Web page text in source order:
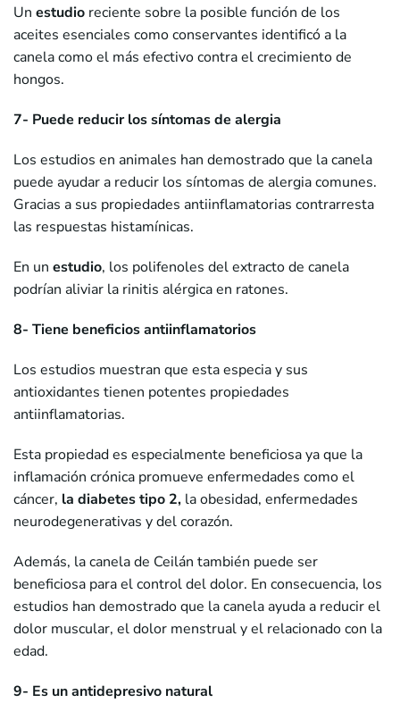
Un estudio reciente sobre la posible función de los
aceites esenciales como conservantes identificó a la
canela como el más efectivo contra el crecimiento de
hongos.
7- Puede reducir los síntomas de alergia
Los estudios en animales han demostrado que la canela
puede ayudar a reducir los síntomas de alergia comunes.
Gracias a sus propiedades antiinflamatorias contrarresta
las respuestas histamínicas.
En un estudio, los polifenoles del extracto de canela
podrían aliviar la rinitis alérgica en ratones.
8- Tiene beneficios antiinflamatorios
Los estudios muestran que esta especia y sus
antioxidantes tienen potentes propiedades
antiinflamatorias.
Esta propiedad es especialmente beneficiosa ya que la
inflamación crónica promueve enfermedades como el
cáncer, la diabetes tipo 2, la obesidad, enfermedades
neurodegenerativas y del corazón.
Además, la canela de Ceilán también puede ser
beneficiosa para el control del dolor. En consecuencia, los
estudios han demostrado que la canela ayuda a reducir el
dolor muscular, el dolor menstrual y el relacionado con la
edad.
9- Es un antidepresivo natural